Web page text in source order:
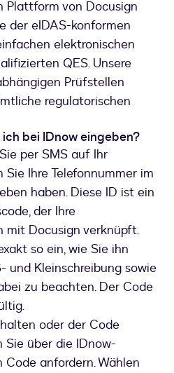
Plattform von Docusign
der eIDAS-konformen
elektronischen
QES. Unsere
Prüfstellen
regulatorischen
bei IDnow eingeben?
per SMS auf Ihr
Ihre Telefonnummer im
haben. Diese ID ist ein
der Ihre
mit Docusign verknüpft.
so ein, wie Sie ihn
und Kleinschreibung sowie
zu beachten. Der Code
oder der Code
Sie über die IDnow-
anfordern. Wählen